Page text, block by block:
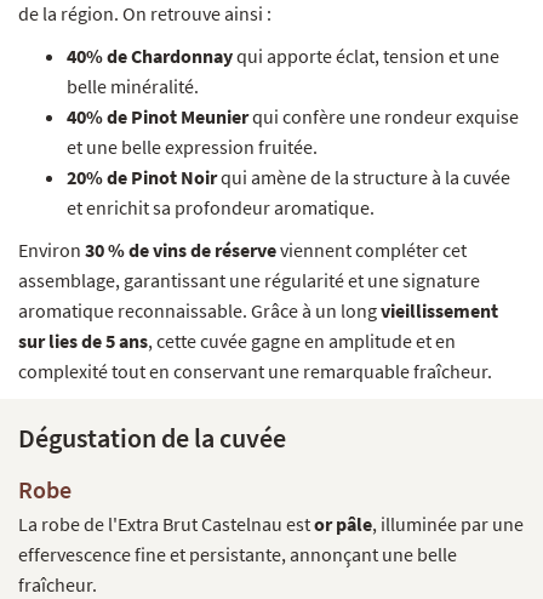
de la région. On retrouve ainsi :
40% de Chardonnayqui apporte éclat, tension et une
belle minéralité.
40% de Pinot Meunierqui confère une rondeur exquise
et une belle expression fruitée.
20% de Pinot Noirqui amène de la structure à la cuvée
et enrichit sa profondeur aromatique.
Environ 30 % de vins de réserveviennent compléter cet
assemblage, garantissant une régularité et une signature
aromatique reconnaissable. Grâce à un longvieillissement
sur lies de 5 ans, cette cuvée gagne en amplitude et en
complexité tout en conservant une remarquable fraîcheur.
Dégustation de la cuvée
Robe
La robe de l'Extra Brut Castelnau estor pâle, illuminée par une
effervescence fine et persistante, annonçant une belle
fraîcheur.